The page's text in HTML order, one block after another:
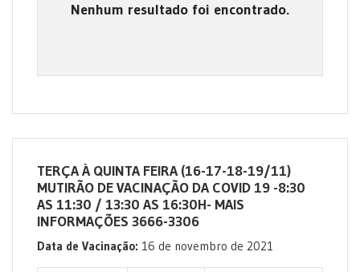
Nenhum resultado foi encontrado.
TERÇA À QUINTA FEIRA (16-17-18-19/11)
MUTIRÃO DE VACINAÇÃO DA COVID 19 -8:30
AS 11:30 / 13:30 AS 16:30H- MAIS
INFORMAÇÕES 3666-3306
Data de Vacinação: 16 de novembro de 2021